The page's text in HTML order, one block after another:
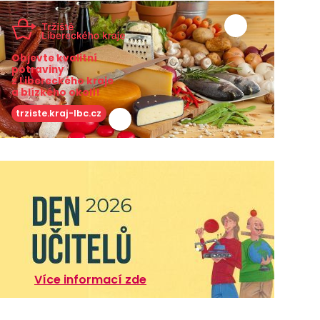
Objevte kvalitní
potraviny
z Libereckého kraje
a blízkého okolí!
trziste.kraj-lbc.cz
Více informací zde